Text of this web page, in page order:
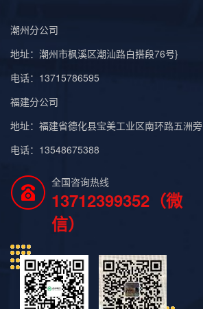
潮州分公司
地址：潮州市枫溪区潮汕路白搭段76号}
电话：13715786595
福建分公司
地址：福建省德化县宝美工业区南环路五洲旁
电话：13548675388
全国咨询热线
13712399352（微
信）